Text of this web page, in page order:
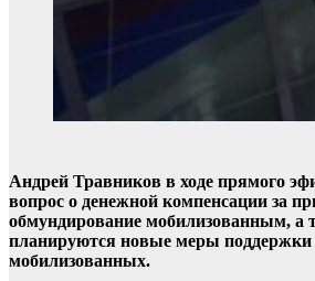
Андрей Травников в ходе прямого
вопрос о денежной компенсации за
обмундирование мобилизованным, а
планируются новые меры поддержки
мобилизованных.